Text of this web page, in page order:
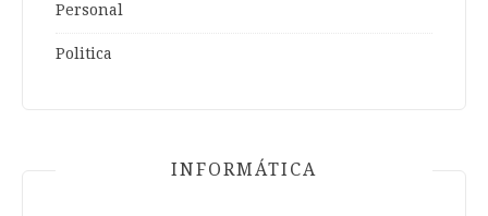
Personal
Politica
INFORMÁTICA